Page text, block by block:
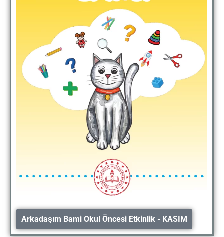
Arkadaşım Bami Okul Öncesi Etkinlik - KASIM